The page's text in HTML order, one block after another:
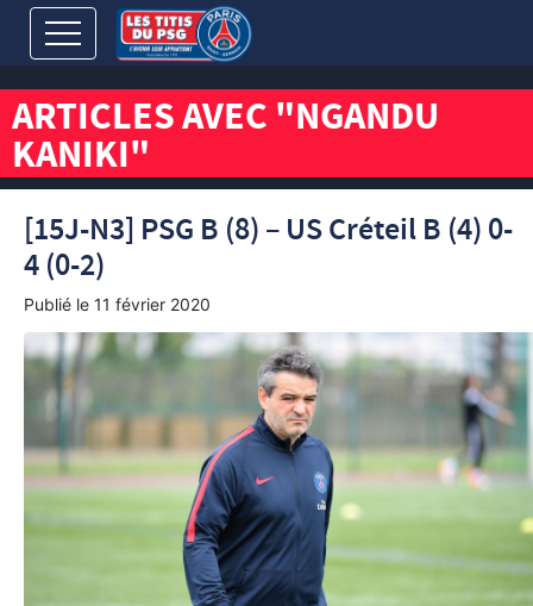
ARTICLES AVEC "NGANDU
KANIKI"
[15J-N3] PSG B (8) – US Créteil B (4) 0-
4 (0-2)
Publié le 11 février 2020